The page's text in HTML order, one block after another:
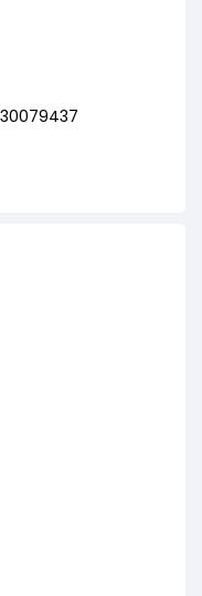
30079437